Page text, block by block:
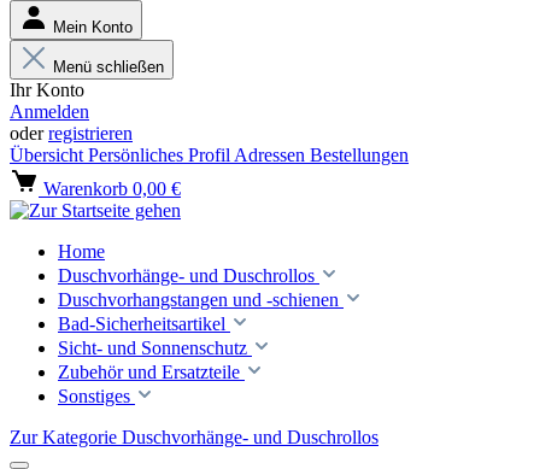
Mein Konto
Menü schließen
Ihr Konto
Anmelden
oderregistrieren
Übersicht Persönliches Profil Adressen Bestellungen
Warenkorb 0,00 €
Home
Duschvorhänge- und Duschrollos
Duschvorhangstangen und -schienen
Bad-Sicherheitsartikel
Sicht- und Sonnenschutz
Zubehör und Ersatzteile
Sonstiges
Zur Kategorie Duschvorhänge- und Duschrollos